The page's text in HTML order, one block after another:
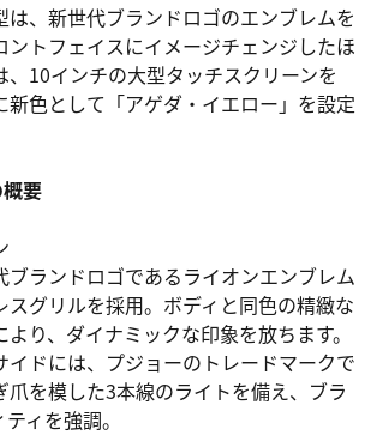
、新世代ブランドロゴのエンブレムを
ントフェイスにイメージチェンジしたほ
、10インチの大型タッチスクリーンを
新色として「アゲダ・イエロー」を設定
要
ブランドロゴであるライオンエンブレム
スグリルを採用。ボディと同色の精緻な
り、ダイナミックな印象を放ちます。
イドには、プジョーのトレードマークで
爪を模した3本線のライトを備え、ブラ
ィを強調。